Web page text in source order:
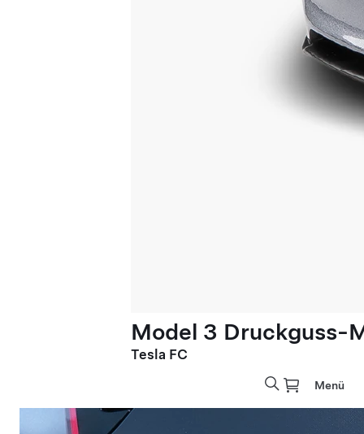
Model 3 Druckguss-
Tesla FC
Menü